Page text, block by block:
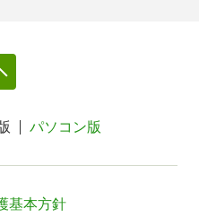
パソコン版
基本方針